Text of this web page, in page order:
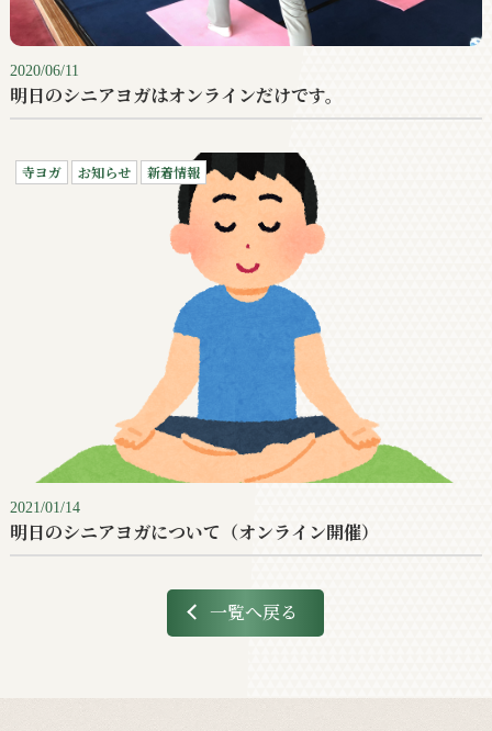
2020/06/11
明日のシニアヨガはオンラインだけです。
寺ヨガ お知らせ 新着情報
2021/01/14
明日のシニアヨガについて（オンライン開催）
一覧へ戻る